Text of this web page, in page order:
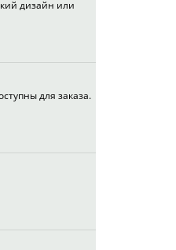
дизайн или
для заказа.